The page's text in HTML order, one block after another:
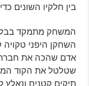
בין חלקיו השונים
המשחק מתמקד
השחקן היפני טקויה
אדם שהכה את חברתו
שטלטל את הקוד
תיקים קטנים